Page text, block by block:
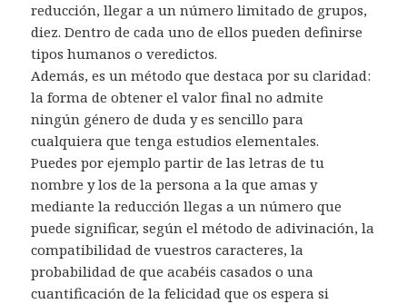
reducción, llegar a un número limitado de grupos,
diez. Dentro de cada uno de ellos pueden definirse
tipos humanos o veredictos.
Además, es un método que destaca por su claridad:
la forma de obtener el valor final no admite
ningún género de duda y es sencillo para
cualquiera que tenga estudios elementales.
Puedes por ejemplo partir de las letras de tu
nombre y los de la persona a la que amas y
mediante la reducción llegas a un número que
puede significar, según el método de adivinación, la
compatibilidad de vuestros caracteres, la
probabilidad de que acabéis casados o una
cuantificación de la felicidad que os espera si